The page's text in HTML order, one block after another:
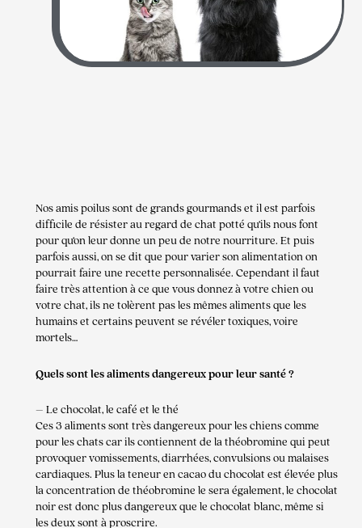
Nos amis poilus sont de grands gourmands et il est parfois
difficile de résister au regard de chat potté qu’ils nous font
pour qu’on leur donne un peu de notre nourriture. Et puis
parfois aussi, on se dit que pour varier son alimentation on
pourrait faire une recette personnalisée. Cependant il faut
faire très attention à ce que vous donnez à votre chien ou
votre chat, ils ne tolèrent pas les mêmes aliments que les
humains et certains peuvent se révéler toxiques, voire
mortels…
Quels sont les aliments dangereux pour leur santé ?
– Le chocolat, le café et le thé
Ces 3 aliments sont très dangereux pour les chiens comme
pour les chats car ils contiennent de la théobromine qui peut
provoquer vomissements, diarrhées, convulsions ou malaises
cardiaques. Plus la teneur en cacao du chocolat est élevée plus
la concentration de théobromine le sera également, le chocolat
noir est donc plus dangereux que le chocolat blanc, même si
les deux sont à proscrire.